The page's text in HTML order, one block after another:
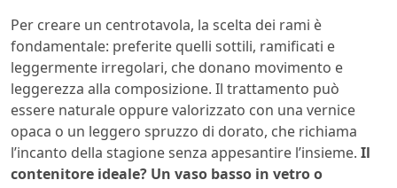
Per creare un centrotavola, la scelta dei rami è
fondamentale: preferite quelli sottili, ramificati e
leggermente irregolari, che donano movimento e
leggerezza alla composizione. Il trattamento può
essere naturale oppure valorizzato con una vernice
opaca o un leggero spruzzo di dorato, che richiama
l’incanto della stagione senza appesantire l’insieme. Il
contenitore ideale? Un vaso basso in vetro o